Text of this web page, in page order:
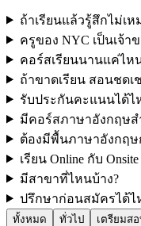
ถ้าเรียนแล้วรู้สึกไม่เ
ครูของ NYC เป็นเจ้า
คอร์สเรียนนานแค่ไห
ถ้าขาดเรียน สอนชดเ
รับประกันคะแนนได้ไ
มีคอร์สภาษาอังกฤษส
ต้องมีพื้นภาษาอังกฤ
เรียน Online กับ
มีสาขาที่ไหนบ้าง?
ปรึกษาก่อนสมัครได้ไ
ทั้งหมด ทั่วไป เตรียมส